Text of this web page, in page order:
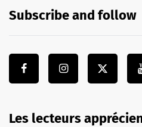
Subscribe and follow
Les lecteurs